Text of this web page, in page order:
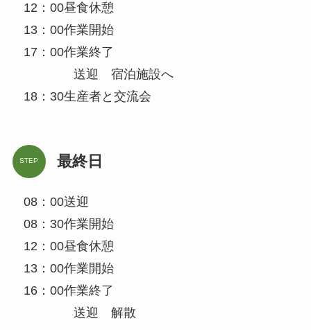
12：00昼食休憩
13：00作業開始
17：00作業終了
送迎 宿泊施設へ
18：30生産者と交流会
STEP 最終日
08：00送迎
08：30作業開始
12：00昼食休憩
13：00作業開始
16：00作業終了
送迎 解散